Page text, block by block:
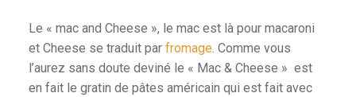
Le « mac and Cheese », le mac est là pour macaroni
et Cheese se traduit par fromage. Comme vous
l’aurez sans doute deviné le « Mac & Cheese » est
en fait le gratin de pâtes américain qui est fait avec